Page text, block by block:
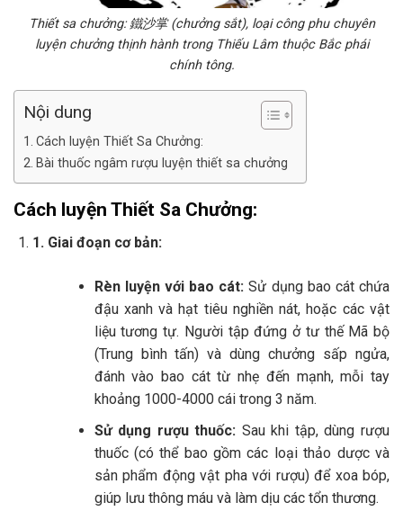
Thiết sa chưởng: 鐵沙掌 (chưởng sắt), loại công phu chuyên
luyện chưởng thịnh hành trong Thiếu Lâm thuộc Bắc phái
chính tông.
Nội dung
Cách luyện Thiết Sa Chưởng:
Bài thuốc ngâm rượu luyện thiết sa chưởng
Cách luyện Thiết Sa Chưởng:
1. Giai đoạn cơ bản:
Rèn luyện với bao cát: Sử dụng bao cát chứa
đậu xanh và hạt tiêu nghiền nát, hoặc các vật
liệu tương tự. Người tập đứng ở tư thế Mã bộ
(Trung bình tấn) và dùng chưởng sấp ngửa,
đánh vào bao cát từ nhẹ đến mạnh, mỗi tay
khoảng 1000-4000 cái trong 3 năm.
Sử dụng rượu thuốc: Sau khi tập, dùng rượu
thuốc (có thể bao gồm các loại thảo dược và
sản phẩm động vật pha với rượu) để xoa bóp,
giúp lưu thông máu và làm dịu các tổn thương.